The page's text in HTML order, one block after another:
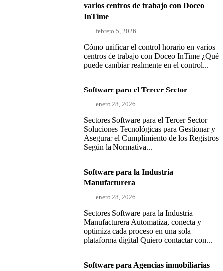
varios centros de trabajo con Doceo
InTime
febrero 5, 2026
Cómo unificar el control horario en varios
centros de trabajo con Doceo InTime ¿Qué
puede cambiar realmente en el control...
Software para el Tercer Sector
enero 28, 2026
Sectores Software para el Tercer Sector
Soluciones Tecnológicas para Gestionar y
Asegurar el Cumplimiento de los Registros
Según la Normativa...
Software para la Industria
Manufacturera
enero 28, 2026
Sectores Software para la Industria
Manufacturera Automatiza, conecta y
optimiza cada proceso en una sola
plataforma digital Quiero contactar con...
Software para Agencias inmobiliarias